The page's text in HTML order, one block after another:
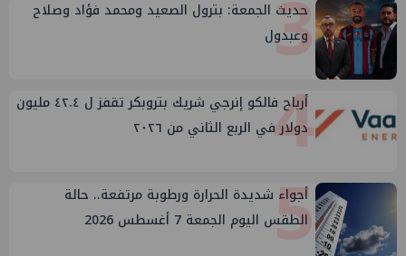
3
حديث الجمعة: بترول الصعيد ومحمد فؤاد وصلاح
وعبدول
4
أرباح فالكو إنرجي شريك بتروبكر تقفز ل ٤٢.٤ مليون
دولار في الربع الثاني من ٢٠٢٦
5
أجواء شديدة الحرارة ورطوبة مرتفعة.. حالة
الطقس اليوم الجمعة 7 أغسطس 2026